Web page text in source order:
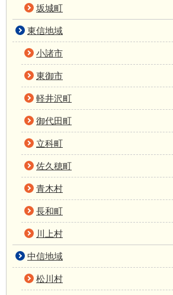
坂城町
東信地域
小諸市
東御市
軽井沢町
御代田町
立科町
佐久穂町
青木村
長和町
川上村
中信地域
松川村